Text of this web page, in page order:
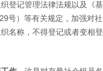
登记管理法律法规以及《
号）等有关规定，加强对
名称，不得登记或者变相